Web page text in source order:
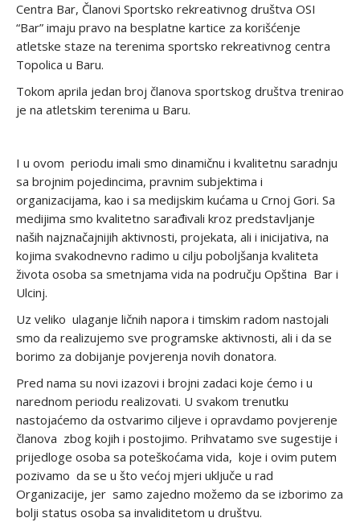
Centra Bar, Članovi Sportsko rekreativnog društva OSI
“Bar” imaju pravo na besplatne kartice za korišćenje
atletske staze na terenima sportsko rekreativnog centra
Topolica u Baru.
Tokom aprila jedan broj članova sportskog društva trenirao
je na atletskim terenima u Baru.
I u ovom periodu imali smo dinamičnu i kvalitetnu saradnju
sa brojnim pojedincima, pravnim subjektima i
organizacijama, kao i sa medijskim kućama u Crnoj Gori. Sa
medijima smo kvalitetno sarađivali kroz predstavljanje
naših najznačajnijih aktivnosti, projekata, ali i inicijativa, na
kojima svakodnevno radimo u cilju poboljšanja kvaliteta
života osoba sa smetnjama vida na području Opština Bar i
Ulcinj.
Uz veliko ulaganje ličnih napora i timskim radom nastojali
smo da realizujemo sve programske aktivnosti, ali i da se
borimo za dobijanje povjerenja novih donatora.
Pred nama su novi izazovi i brojni zadaci koje ćemo i u
narednom periodu realizovati. U svakom trenutku
nastojaćemo da ostvarimo ciljeve i opravdamo povjerenje
članova zbog kojih i postojimo. Prihvatamo sve sugestije i
prijedloge osoba sa poteškoćama vida, koje i ovim putem
pozivamo da se u što većoj mjeri uključe u rad
Organizacije, jer samo zajedno možemo da se izborimo za
bolji status osoba sa invaliditetom u društvu.